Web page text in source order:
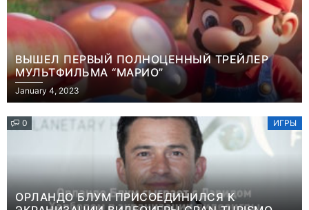
ВЫШЕЛ ПЕРВЫЙ ПОЛНОЦЕННЫЙ ТРЕЙЛЕР
МУЛЬТФИЛЬМА “МАРИО”
January 4, 2023
0 ИГРЫ
ОРЛАНДО БЛУМ ПРИСОЕДИНИЛСЯ К